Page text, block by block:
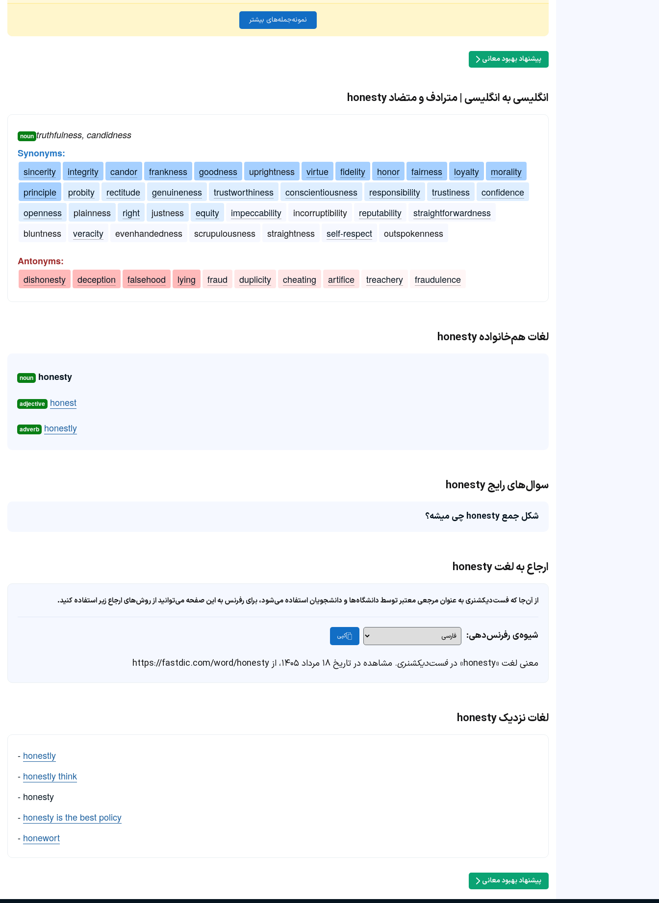
نمونه‌جمله‌های بیشتر
پیشنهاد بهبود معانی
انگلیسی به انگلیسی | مترادف و متضاد honesty
noun truthfulness, candidness
Synonyms:
sincerity
integrity candor frankness goodness uprightness virtue fidelity honor fairness loyalty
morality
principle
probity rectitude genuineness trustworthiness conscientiousness responsibility trustiness
confidence
openness
plainness right justness equity impeccability incorruptibility reputability
straightforwardness
bluntness
veracity evenhandedness scrupulousness straightness self-respect outspokenness
Antonyms:
dishonesty
deception falsehood lying fraud duplicity cheating artifice treachery fraudulence
لغات هم‌خانواده honesty
noun honesty
adjective honest
adverb honestly
سوال‌های رایج honesty
شکل جمع honesty چی میشه؟
ارجاع به لغت honesty
از آن‌جا که فست‌دیکشنری به عنوان مرجعی معتبر توسط دانشگاه‌ها و دانشجویان استفاده می‌شود، برای رفرنس به این صفحه می‌توانید از روش‌های ارجاع زیر استفاده کنید.
شیوه‌ی رفرنس‌دهی: کپی
معنی لغت «honesty» در فست‌دیکشنری. مشاهده در تاریخ ۱۸ مرداد ۱۴۰۵، از https://fastdic.com/word/honesty
لغات نزدیک honesty
- honestly
- honestly think
- honesty
- honesty is the best policy
- honewort
پیشنهاد بهبود معانی